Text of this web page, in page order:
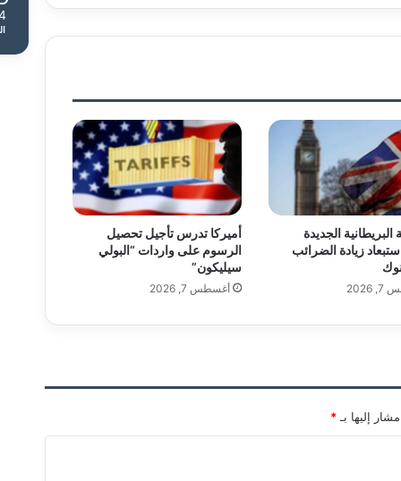
الجديدة
زيادة الضرائب
أميركا تدرس تأجيل تحصيل
الرسوم على واردات “البولي
سيليكون”
أغسطس 7, 2026
إليها بـ*